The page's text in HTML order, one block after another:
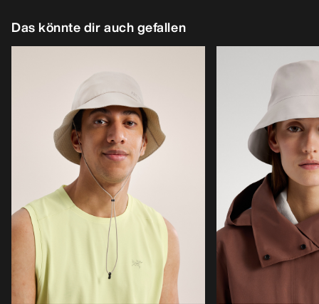
Das könnte dir auch gefallen